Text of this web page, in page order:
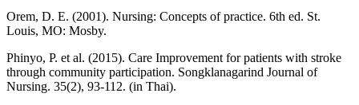
Orem, D. E. (2001). Nursing: Concepts of practice. 6th ed. St.
Louis, MO: Mosby.
Phinyo, P. et al. (2015). Care Improvement for patients with stroke
through community participation. Songklanagarind Journal of
Nursing. 35(2), 93-112. (in Thai).